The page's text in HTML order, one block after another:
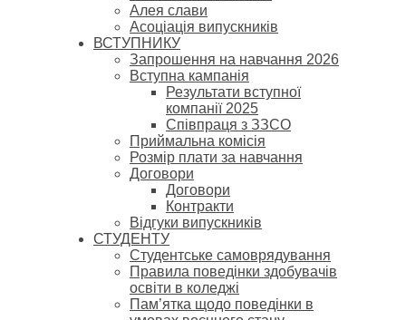
Алея слави
Асоціація випускників
ВСТУПНИКУ
Запрошення на навчання 2026
Вступна кампанія
Результати вступної
компанії 2025
Співпраця з ЗЗСО
Приймальна комісія
Розмір плати за навчання
Договори
Договори
Контракти
Відгуки випускників
СТУДЕНТУ
Cтудентське самоврядування
Правила поведінки здобувачів
освіти в коледжі
Пам’ятка щодо поведінки в